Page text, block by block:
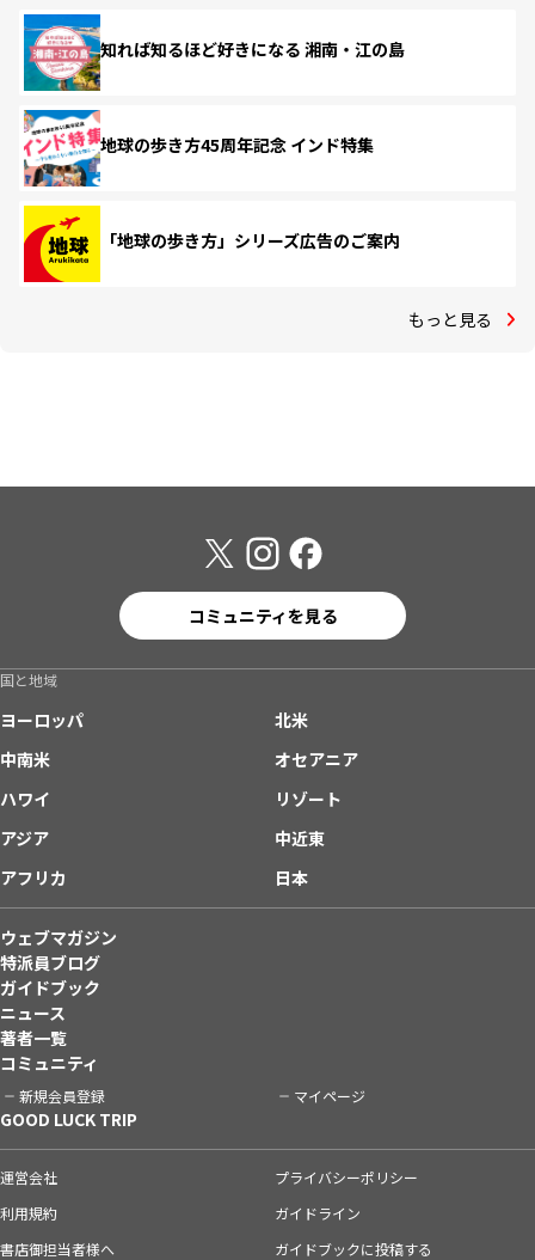
知れば知るほど好きになる 湘南・江の島
地球の歩き方45周年記念 インド特集
「地球の歩き方」シリーズ広告のご案内
もっと見る
コミュニティを見る
国と地域
ヨーロッパ
北米
中南米
オセアニア
ハワイ
リゾート
アジア
中近東
アフリカ
日本
ウェブマガジン
特派員ブログ
ガイドブック
ニュース
著者一覧
コミュニティ
新規会員登録 マイページ
GOOD LUCK TRIP
運営会社
プライバシーポリシー
利用規約
ガイドライン
書店御担当者様へ
ガイドブックに投稿する